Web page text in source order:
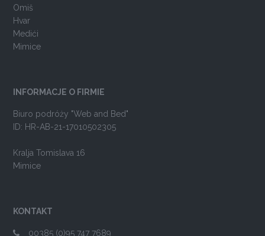
Omiš
Hvar
Medići
Mimice
INFORMACJE O FIRMIE
Biuro podróży "Web and Bed"
ID: HR-AB-21-17010502305
Kralja Tomislava 16
Mimice
KONTAKT
00385 (0)95 747 7689